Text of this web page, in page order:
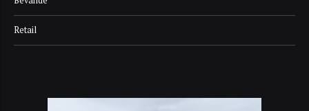
Retail